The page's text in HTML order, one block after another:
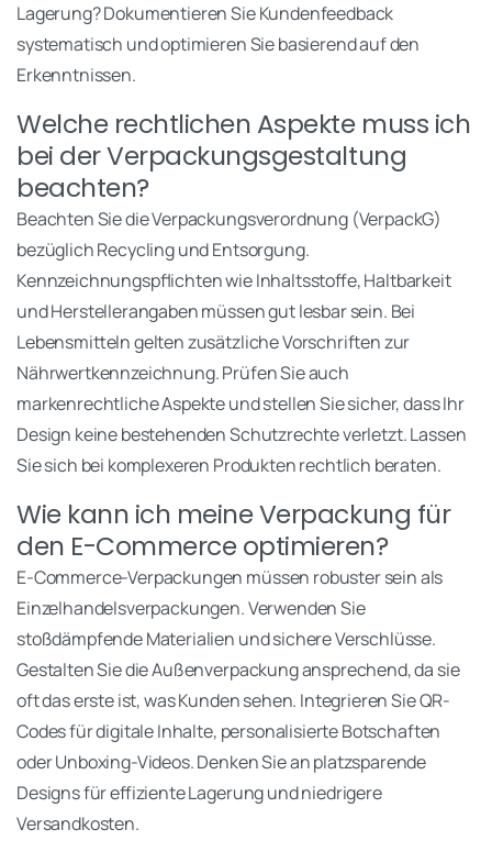
Lagerung? Dokumentieren Sie Kundenfeedback
systematisch und optimieren Sie basierend auf den
Erkenntnissen.
Welche rechtlichen Aspekte muss ich
bei der Verpackungsgestaltung
beachten?
Beachten Sie die Verpackungsverordnung (VerpackG)
bezüglich Recycling und Entsorgung.
Kennzeichnungspflichten wie Inhaltsstoffe, Haltbarkeit
und Herstellerangaben müssen gut lesbar sein. Bei
Lebensmitteln gelten zusätzliche Vorschriften zur
Nährwertkennzeichnung. Prüfen Sie auch
markenrechtliche Aspekte und stellen Sie sicher, dass Ihr
Design keine bestehenden Schutzrechte verletzt. Lassen
Sie sich bei komplexeren Produkten rechtlich beraten.
Wie kann ich meine Verpackung für
den E-Commerce optimieren?
E-Commerce-Verpackungen müssen robuster sein als
Einzelhandelsverpackungen. Verwenden Sie
stoßdämpfende Materialien und sichere Verschlüsse.
Gestalten Sie die Außenverpackung ansprechend, da sie
oft das erste ist, was Kunden sehen. Integrieren Sie QR-
Codes für digitale Inhalte, personalisierte Botschaften
oder Unboxing-Videos. Denken Sie an platzsparende
Designs für effiziente Lagerung und niedrigere
Versandkosten.